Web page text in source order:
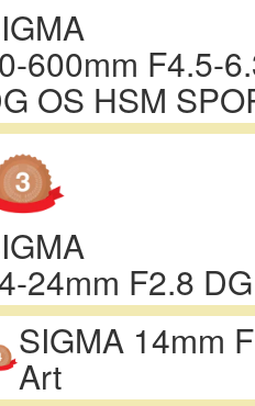
600mm F4.5-
OS HSM
24mm F2.8
SIGMA 14mm
Art